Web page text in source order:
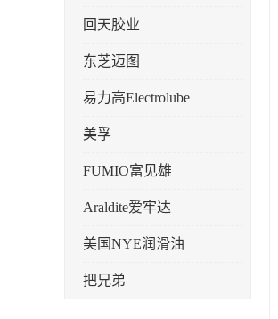
回天胶业
东芝迈图
易力高Electrolube
美孚
FUMIO富见雄
Araldite爱牢达
美国NYE润滑油
把兄弟